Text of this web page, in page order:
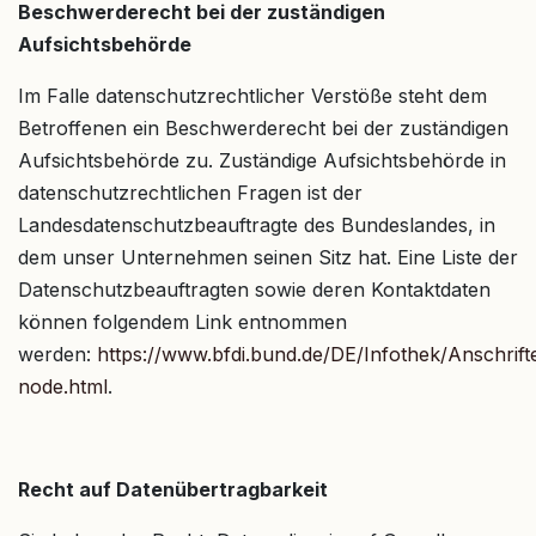
Beschwerderecht bei der zuständigen
Aufsichtsbehörde
Im Falle datenschutzrechtlicher Verstöße steht dem
Betroffenen ein Beschwerderecht bei der zuständigen
Aufsichtsbehörde zu. Zuständige Aufsichtsbehörde in
datenschutzrechtlichen Fragen ist der
Landesdatenschutzbeauftragte des Bundeslandes, in
dem unser Unternehmen seinen Sitz hat. Eine Liste der
Datenschutzbeauftragten sowie deren Kontaktdaten
können folgendem Link entnommen
werden: https://www.bfdi.bund.de/DE/Infothek/
node.html.
Recht auf Datenübertragbarkeit